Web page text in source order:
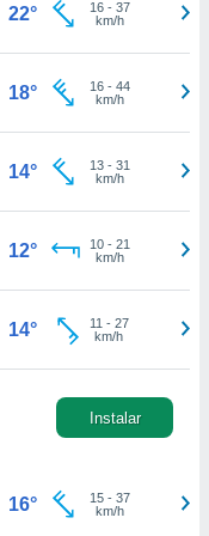
22° 16- 37
km/h
18° 16- 44
km/h
14° 13- 31
km/h
12° 10- 21
km/h
14° 11 - 27
km/h
Instalar
16° 15- 37
km/h